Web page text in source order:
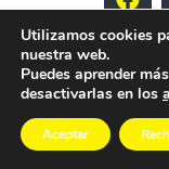
EY CLM
Utilizamos cookies
nuestra web.
Puedes aprender
desactivarlas en los
Aceptar